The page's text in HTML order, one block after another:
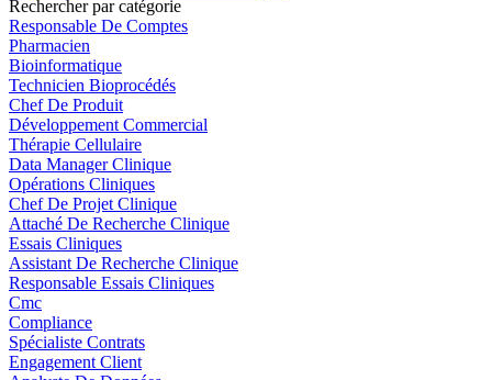
Rechercher par catégorie
Responsable De Comptes
Pharmacien
Bioinformatique
Technicien Bioprocédés
Chef De Produit
Développement Commercial
Thérapie Cellulaire
Data Manager Clinique
Opérations Cliniques
Chef De Projet Clinique
Attaché De Recherche Clinique
Essais Cliniques
Assistant De Recherche Clinique
Responsable Essais Cliniques
Cmc
Compliance
Spécialiste Contrats
Engagement Client